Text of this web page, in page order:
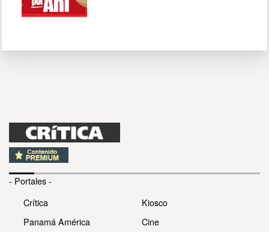
- Portales -
Crítica
Panamá América
Kiosco
Cine